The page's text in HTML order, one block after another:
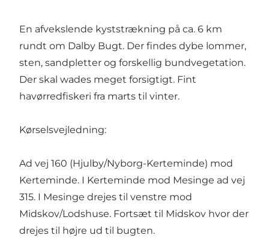
En afvekslende kyststrækning på ca. 6 km
rundt om Dalby Bugt. Der findes dybe lommer,
sten, sandpletter og forskellig bundvegetation.
Der skal wades meget forsigtigt. Fint
havørredfiskeri fra marts til vinter.
Kørselsvejledning:
Ad vej 160 (Hjulby/Nyborg-Kerteminde) mod
Kerteminde. I Kerteminde mod Mesinge ad vej
315. I Mesinge drejes til venstre mod
Midskov/Lodshuse. Fortsæt til Midskov hvor der
drejes til højre ud til bugten.